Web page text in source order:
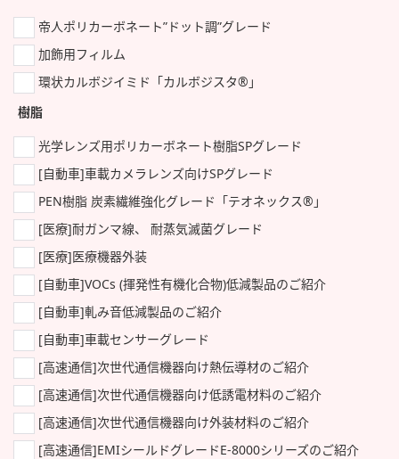
帝人ポリカーボネート”ドット調”グレード
加飾用フィルム
環状カルボジイミド「カルボジスタ®」
樹脂
光学レンズ用ポリカーボネート樹脂SPグレード
[自動車]車載カメラレンズ向けSPグレード
PEN樹脂 炭素繊維強化グレード「テオネックス®」
[医療]耐ガンマ線、 耐蒸気滅菌グレード
[医療]医療機器外装
[自動車]VOCs (揮発性有機化合物)低減製品のご紹介
[自動車]軋み音低減製品のご紹介
[自動車]車載センサーグレード
[高速通信]次世代通信機器向け熱伝導材のご紹介
[高速通信]次世代通信機器向け低誘電材料のご紹介
[高速通信]次世代通信機器向け外装材料のご紹介
[高速通信]EMIシールドグレードE-8000シリーズのご紹介